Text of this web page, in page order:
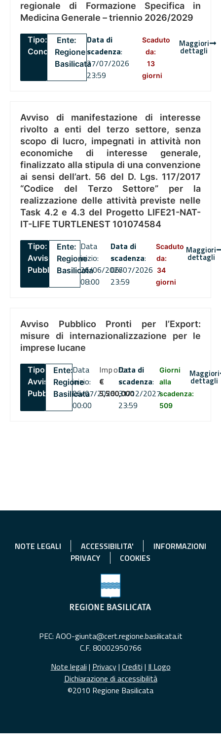
regionale di Formazione Specifica in
Medicina Generale – triennio 2026/2029
Tipo:
Concorsi
Ente:
Regione
Basilicata
Data di
scadenza:
27/07/2026
23:59
Scaduto
da:
13
giorni
Maggiori
dettagli
Avviso di manifestazione di interesse
rivolto a enti del terzo settore, senza
scopo di lucro, impegnati in attività non
economiche di interesse generale,
finalizzato alla stipula di una convenzione
ai sensi dell’art. 56 del D. Lgs. 117/2017
“Codice del Terzo Settore” per la
realizzazione delle attività previste nelle
Task 4.2 e 4.3 del Progetto LIFE21-NAT-
IT-LIFE TURTLENEST 101074584
Tipo:
Avviso
Pubblico
Ente:
Regione
Basilicata
Data
inizio:
26/06/2026
08:00
Data di
scadenza:
06/07/2026
23:59
Scaduto
da:
34
giorni
Maggiori
dettagli
Avviso Pubblico Pronti per l’Export:
misure di internazionalizzazione per le
imprese lucane
Tipo:
Avviso
Pubblico
Ente:
Regione
Basilicata
Data
inizio:
06/07/2026
00:00
Importo
€
5,500,000
Data di
scadenza:
31/12/2027
23:59
Giorni
alla
scadenza:
509
Maggiori
dettagli
NOTE LEGALI ACCESSIBILITA'
INFORMAZIONI
PRIVACY
COOKIES
PEC: AOO-giunta@cert.regione.basilicata.it
C.F. 80002950766
Note legali | Privacy| Crediti | Il Logo
Dichiarazione di accessibilità
©2010 Regione Basilicata